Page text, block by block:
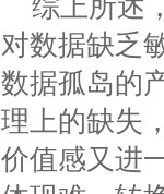
综上所述
对数据缺乏
数据孤岛的
理上的缺失
价值感又进